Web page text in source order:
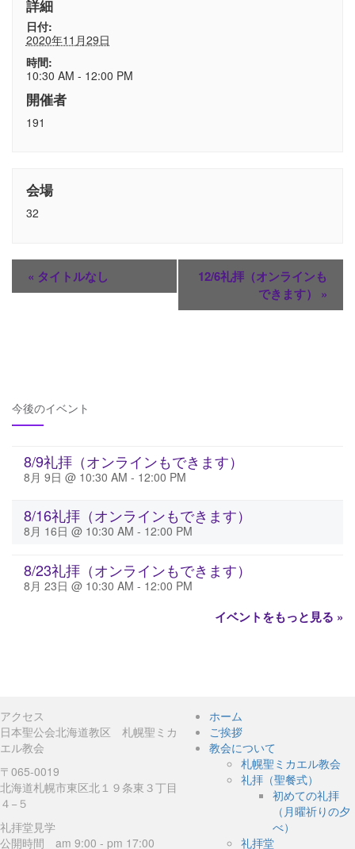
詳細
日付:
2020年11月29日
時間:
10:30 AM - 12:00 PM
開催者
191
会場
32
« タイトルなし
12/6礼拝（オンラインも
できます） »
今後のイベント
8/9礼拝（オンラインもできます）
8月 9日 @ 10:30 AM - 12:00 PM
8/16礼拝（オンラインもできます）
8月 16日 @ 10:30 AM - 12:00 PM
8/23礼拝（オンラインもできます）
8月 23日 @ 10:30 AM - 12:00 PM
イベントをもっと見る »
アクセス
日本聖公会北海道教区 札幌聖ミカ
エル教会
〒065-0019
北海道札幌市東区北１９条東３丁目
４−５
礼拝堂見学
公開時間 am 9:00 - pm 17:00
ホーム
ご挨拶
教会について
札幌聖ミカエル教会
礼拝（聖餐式）
初めての礼拝
（月曜祈りの夕
べ）
礼拝堂